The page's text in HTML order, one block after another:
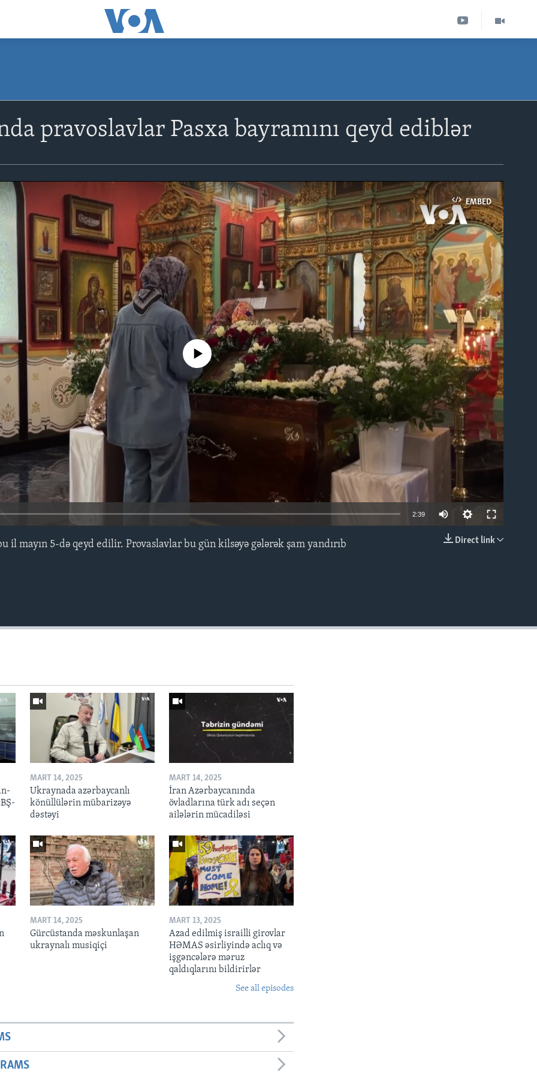
pravoslavlar Pasxa bayramını qeyd ediblər
EMBED
No media source currently available
2:39
Direct link
il mayın 5-də qeyd edilir. Provaslavlar bu gün kilsəyə gələrək şam yandırıb
MART 14, 2025
Ukraynada azərbaycanlı
könüllülərin mübarizəyə
dəstəyi
MART 14, 2025
İran Azərbaycanında
övladlarına türk adı seçən
ailələrin mücadiləsi
MART 14, 2025
Gürcüstanda məskunlaşan
ukraynalı musiqiçi
MART 13, 2025
Azad edilmiş israilli girovlar
HƏMAS əsirliyində aclıq və
işgəncələrə məruz
qaldıqlarını bildirirlər
See all episodes